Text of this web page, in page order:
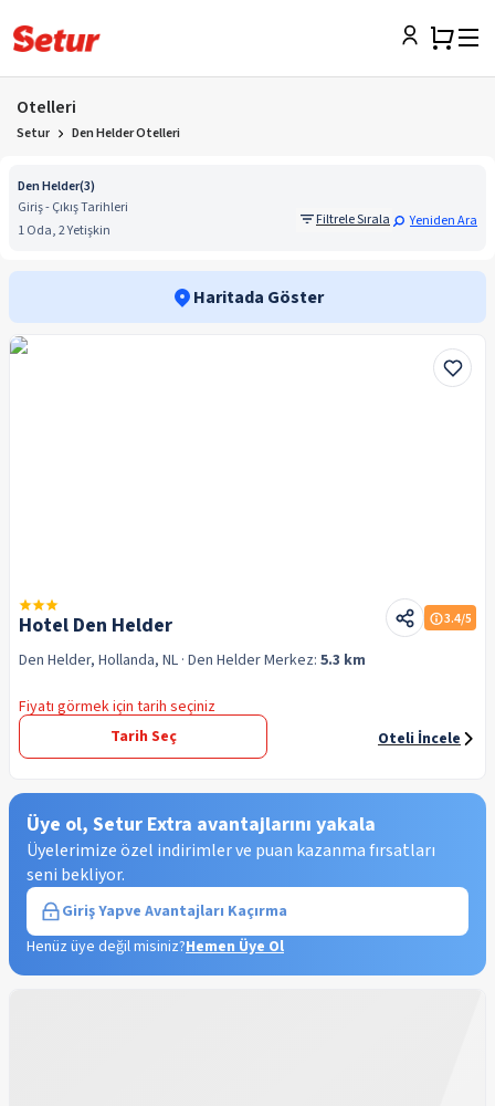
Otelleri
Setur Den Helder Otelleri
Den Helder(3)
Giriş - Çıkış Tarihleri
1 Oda, 2 Yetişkin
Filtrele Sırala Yeniden Ara
Haritada Göster
Hotel Den Helder 3.4/5
Den Helder, Hollanda, NL · Den HelderMerkez: 5.3 km
Fiyatı görmek için tarih seçiniz
Tarih Seç
Oteli İncele
Üye ol, Setur Extra avantajlarını yakala
Üyelerimize özel indirimler ve puan kazanma fırsatları
seni bekliyor.
Giriş Yapve Avantajları Kaçırma
Henüz üye değil misiniz?Hemen Üye Ol